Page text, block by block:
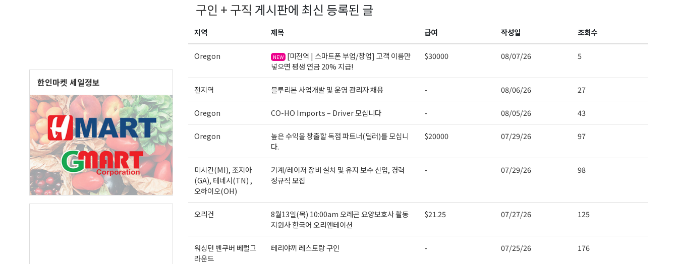
한인마켓 세일정보
구인 + 구직 게시판에 최신 등록된 글
지역 제목 급여 작성일 조회수
Oregon NEW [미전역 | 스마트폰 부업/창업] 고객 이름만
넣으면 평생 연금 20% 지급!
$30000 08/07/26 5
전지역 블루리본 사업개발 및 운영 관리자 채용 - 08/06/26 27
Oregon CO-HO Imports – Driver 모십니다 - 08/05/26 43
Oregon
높은 수익을 창출할 독점 파트너(딜러)를 모십니
다.
$20000 07/29/26 97
미시간(MI), 조지아
(GA), 테네시(TN) ,
오하이오(OH)
기계/레이저 장비 설치 및 유지 보수 신입, 경력
정규직 모집
- 07/29/26 98
오리건
8월13일(목) 10:00am 오레곤 요양보호사 활동
지원사 한국어 오리엔테이션
$21.25 07/27/26 125
워싱턴 벤쿠버 베럴그
라운드
테리야끼 레스토랑 구인 - 07/25/26 176
오레곤K 뉴스레터 구독
매주 오레곤K 뉴스레터를 통해 다양한 로컬소식과 오레곤 한인 사회 정보를 받아
보실수 있습니다.
First Name
Last Name
By submitting this form, you are consenting to receive KCR Media Group from: KCR Media Group, 23416 Hwy 99
Suite A, Edmonds, WA, 98026, US, https://wowseattle.com. You can revoke your consent to receive emails at any time
by using the SafeUnsubscribe® link, found at the bottom of every email.
Emails are serviced by Constant Contact.
Our Privacy Policy.